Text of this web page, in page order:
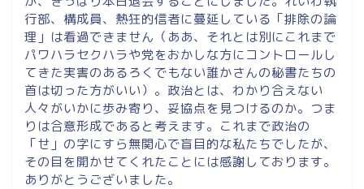
行部、構成員、熱狂的信者に蔓延している「排除の論
理」は看過できません（ああ、それとは別にこれまで
パワハラセクハラや党をおかしな方にコントロールし
てきた実害のあるろくでもない誰かさんの秘書たちの
首は切った方がいい）。政治とは、わかり合えない
人々がいかに歩み寄り、妥協点を見つけるのか。つま
りは合意形成であると考えます。これまで政治の
「せ」の字にすら無関心で盲目的な私たちでしたが、
その目を開かせてくれたことには感謝しております。
ありがとうございました。